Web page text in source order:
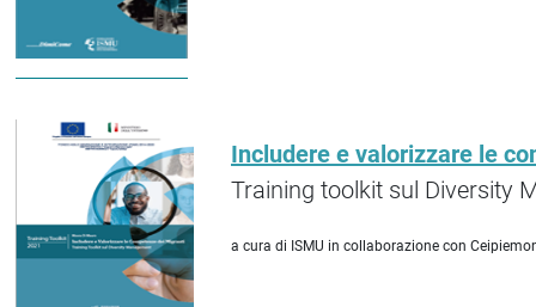
Includere e valorizzare le
Training toolkit sul Diversity
a cura di ISMU in collaborazione con